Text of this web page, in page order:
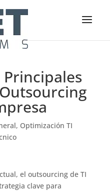
, Optimización TI
el outsourcing de TI
clave para